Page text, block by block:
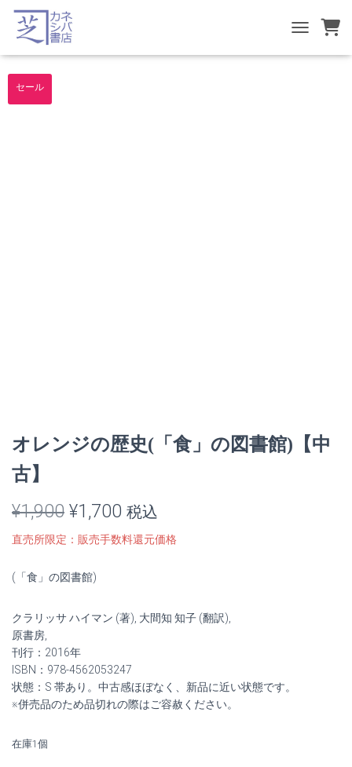
TOGGLE
セール
オレンジの歴史(「食」の図書館)【中
古】
¥1,900 元
の
価
は
¥1,900
で
し
¥1,700 現
在
格
¥1,700
で
税込
直売所限定：販売手数料還元価格
(「食」の図書館)
クラリッサ ハイマン (著), 大間知 知子 (翻訳),
原書房,
刊行：2016年
ISBN：978-4562053247
状態：S 帯あり。中古感ほぼなく、新品に近い状態です。
※併売品のため品切れの際はご容赦ください。
在庫1個